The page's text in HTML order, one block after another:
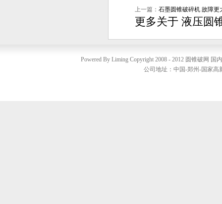
上一篇： 石墨圆锥破碎机 故障更
更多关于 液压圆
Powered By Liming Copyright 2008 - 2012 圆锥破网 国
公司地址：中国-郑州-国家高